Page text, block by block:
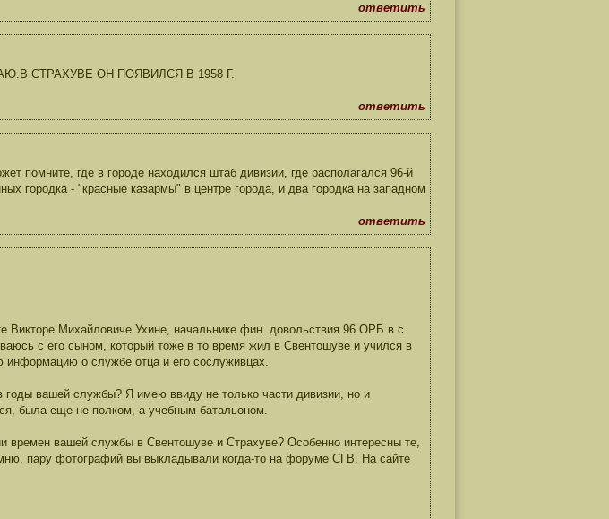
ответить
СТРАХУВЕ ОН ПОЯВИЛСЯ В 1958 Г.
ответить
помните, где в городе находился штаб дивизии, где располагался 96-й
городка - "красные казармы" в центре города, и два городка на западном
ответить
Викторе Михайловиче Ухине, начальнике фин. довольствия 96 ОРБ в с
с его сыном, который тоже в то время жил в Свентошуве и учился в
о службе отца и его сослуживцах.
годы вашей службы? Я имею ввиду не только части дивизии, но и
была еще не полком, а учебным батальоном.
времен вашей службы в Свентошуве и Страхуве? Особенно интересны те,
пару фотографий вы выкладывали когда-то на форуме СГВ. На сайте